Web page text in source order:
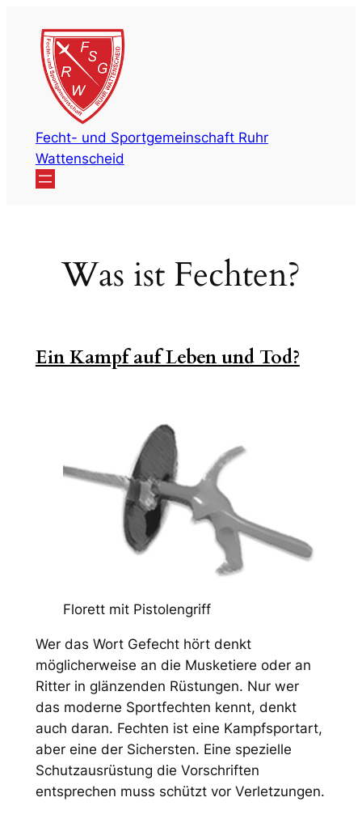
Inhalt
springen
Fecht- und Sportgemeinschaft Ruhr
Wattenscheid
Was ist Fechten?
Ein Kampf auf Leben und Tod?
Florett mit Pistolengriff
Wer das Wort Gefecht hört denkt
möglicherweise an die Musketiere oder an
Ritter in glänzenden Rüstungen. Nur wer
das moderne Sportfechten kennt, denkt
auch daran. Fechten ist eine Kampfsportart,
aber eine der Sichersten. Eine spezielle
Schutzausrüstung die Vorschriften
entsprechen muss schützt vor Verletzungen.